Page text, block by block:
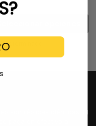
son réplicas idénticas. El
paga en efectivo al